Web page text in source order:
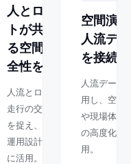
人とロボッ
トが共存す
る空間の安
全性を評価
人流とロボット
走行の交錯状況
を捉え、安全な
運用設計や検証
に活用。
空間演
人流デ
を接続
人流データ
用し、空間
や現場体験
の高度化に
用。